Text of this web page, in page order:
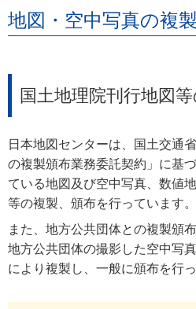
地図・空中写真の複
国土地理院刊行地図
日本地図センターは、国土交通
の複製頒布業務委託契約」に基
ている地図及び空中写真、数値
等の複製、頒布を行っています。
また、地方公共団体との複製頒
地方公共団体の撮影した空中写
により複製し、一般に頒布を行っ